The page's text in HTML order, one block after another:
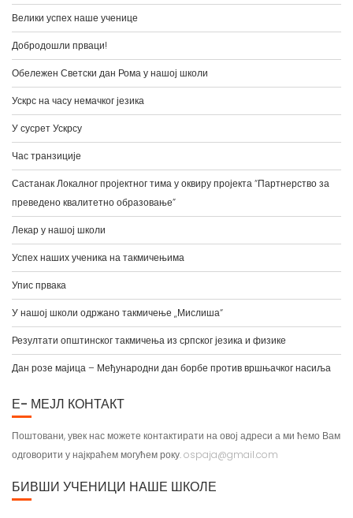
Велики успех наше ученице
Добродошли прваци!
Обележен Светски дан Рома у нашој школи
Ускрс на часу немачког језика
У сусрет Ускрсу
Час транзиције
Састанак Локалног пројектног тима у оквиру пројекта “Партнерство за
преведено квалитетно образовање”
Лекар у нашој школи
Успех наших ученика на такмичењима
Упис првака
У нашој школи одржано такмичење „Мислиша“
Резултати општинског такмичења из српског језика и физике
Дан розе мајица – Међународни дан борбе против вршњачког насиља
Е- МЕЈЛ КОНТАКТ
Поштовани, увек нас можете контактирати на овој адреси а ми ћемо Вам
одговорити у најкраћем могућем року.ospaja@gmail.com
БИВШИ УЧЕНИЦИ НАШЕ ШКОЛЕ